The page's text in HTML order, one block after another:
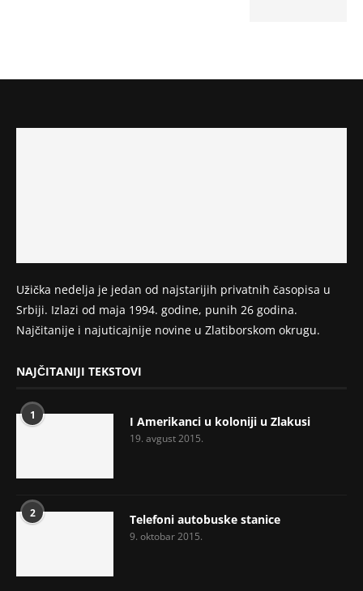
Užička nedelja je jedan od najstarijih privatnih časopisa u
Srbiji. Izlazi od maja 1994. godine, punih 26 godina.
Najčitanije i najuticajnije novine u Zlatiborskom okrugu.
NAJČITANIJI TEKSTOVI
1 I Amerikanci u koloniji u Zlakusi
19. avgust 2015.
2 Telefoni autobuske stanice
9. oktobar 2015.